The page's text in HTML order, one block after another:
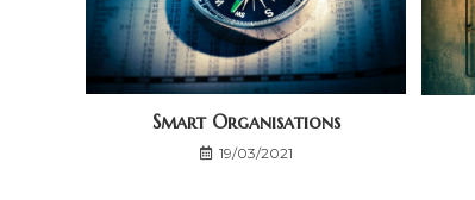
Smart Organisations
19/03/2021